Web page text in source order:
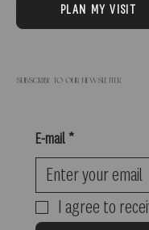
PLAN MY VISIT
Subscribe to our newsletter
E-mail *
I agree to